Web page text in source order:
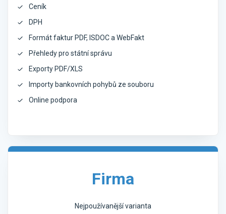
Ceník
DPH
Formát faktur PDF, ISDOC a WebFakt
Přehledy pro státní správu
Exporty PDF/XLS
Importy bankovních pohybů ze souboru
Online podpora
Firma
Nejpoužívanější varianta